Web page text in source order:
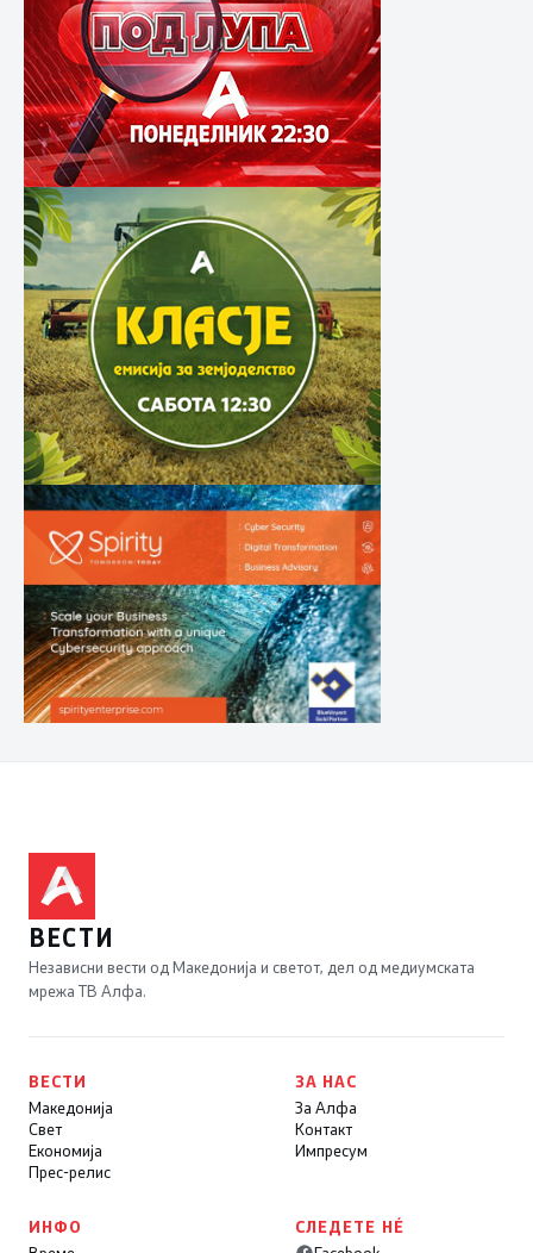
ВЕСТИ
Независни вести од Македонија и светот, дел од медиумската
мрежа ТВ Алфа.
ВЕСТИ
Македонија
Свет
Економија
Прес-релис
ЗА НАС
За Алфа
Контакт
Импресум
ИНФО
СЛЕДЕТЕ НÉ